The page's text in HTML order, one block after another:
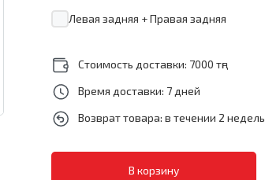
Левая задняя + Правая задняя
Стоимость доставки: 7000 тңг
Время доставки: 7 дней
Возврат товара: в течении 2 недель